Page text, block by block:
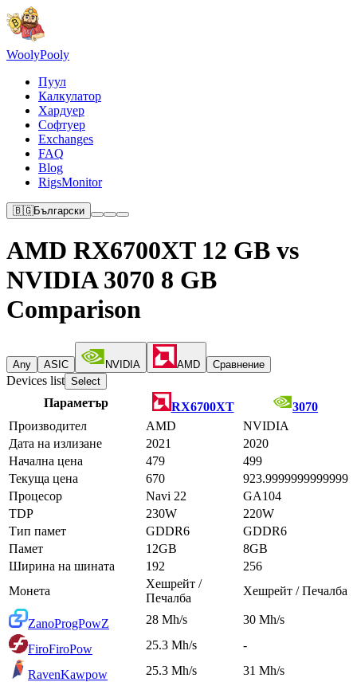
WoolyPooly
Пуул
Калкулатор
Хардуер
Софтуер
Exchanges
FAQ
Blog
RigsMonitor
🇧🇬Български
AMD RX6700XT 12 GB vs
NVIDIA 3070 8 GB
Comparison
Any ASIC NVIDIA AMD Сравнение
Devices list Select
Параметър RX6700XT
3070
Производител
AMD
NVIDIA
Дата на излизане
2021
2020
Начална цена
479
499
Текуща цена
670
923.9999999999999
Процесор
Navi 22
GA104
TDP
230W
220W
Тип памет
GDDR6
GDDR6
Памет
12GB
8GB
Ширина на шината
192
256
Монета
Хешрейт /
Печалба
Хешрейт / Печалба
ZanoProgPowZ 28 Mh/s 30 Mh/s
FiroFiroPow 25.3 Mh/s -
RavenKawpow 25.3 Mh/s 31 Mh/s